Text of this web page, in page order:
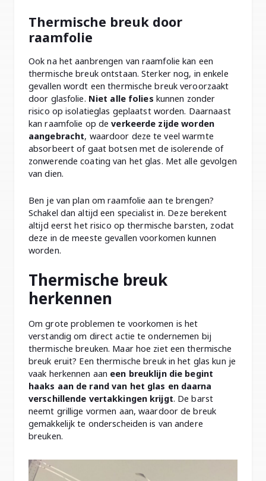
Thermische breuk door
raamfolie
Ook na het aanbrengen van raamfolie kan een
thermische breuk ontstaan. Sterker nog, in enkele
gevallen wordt een thermische breuk veroorzaakt
door glasfolie. Niet alle folies kunnen zonder
risico op isolatieglas geplaatst worden. Daarnaast
kan raamfolie op deverkeerde zijde worden
aangebracht, waardoor deze te veel warmte
absorbeert of gaat botsen met de isolerende of
zonwerende coating van het glas. Met alle gevolgen
van dien.
Ben je van plan om raamfolie aan te brengen?
Schakel dan altijd een specialist in. Deze berekent
altijd eerst het risico op thermische barsten, zodat
deze in de meeste gevallen voorkomen kunnen
worden.
Thermische breuk
herkennen
Om grote problemen te voorkomen is het
verstandig om direct actie te ondernemen bij
thermische breuken. Maar hoe ziet een thermische
breuk eruit? Een thermische breuk in het glas kun je
vaak herkennen aan een breuklijn die begint
haaks aan de rand van het glas en daarna
verschillende vertakkingen krijgt. De barst
neemt grillige vormen aan, waardoor de breuk
gemakkelijk te onderscheiden is van andere
breuken.